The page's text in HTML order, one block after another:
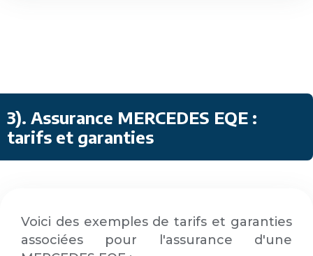
3). Assurance MERCEDES EQE :
tarifs et garanties
Voici des exemples de tarifs et garanties
associées pour l'assurance d'une